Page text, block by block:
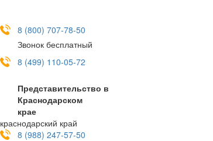
8 (800) 707-78-50
Звонок бесплатный
8 (499) 110-05-72
Представительство в
Краснодарском
крае
краснодарский край
8 (988) 247-57-50